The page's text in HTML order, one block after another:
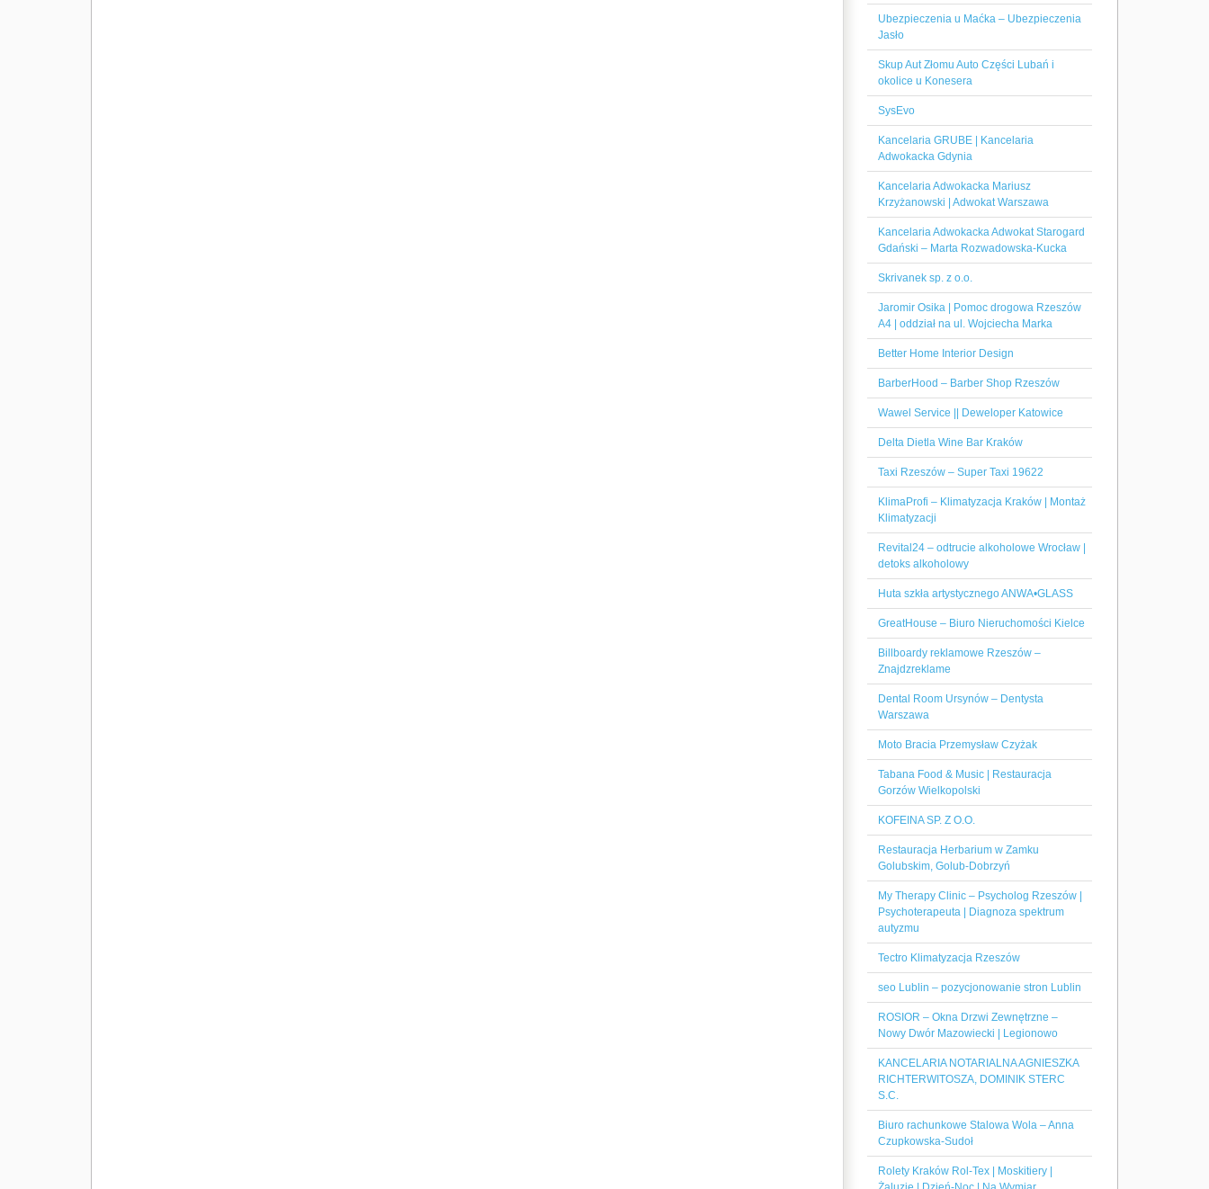
Ubezpieczenia u Maćka – Ubezpieczenia
Jasło
Skup Aut Złomu Auto Części Lubań i
okolice u Konesera
SysEvo
Kancelaria GRUBE | Kancelaria
Adwokacka Gdynia
Kancelaria Adwokacka Mariusz
Krzyżanowski | Adwokat Warszawa
Kancelaria Adwokacka Adwokat Starogard
Gdański – Marta Rozwadowska-Kucka
Skrivanek sp. z o.o.
Jaromir Osika | Pomoc drogowa Rzeszów
A4 | oddział na ul. Wojciecha Marka
Better Home Interior Design
BarberHood – Barber Shop Rzeszów
Wawel Service || Deweloper Katowice
Delta Dietla Wine Bar Kraków
Taxi Rzeszów – Super Taxi 19622
KlimaProfi – Klimatyzacja Kraków | Montaż
Klimatyzacji
Revital24 – odtrucie alkoholowe Wrocław |
detoks alkoholowy
Huta szkła artystycznego ANWA•GLASS
GreatHouse – Biuro Nieruchomości Kielce
Billboardy reklamowe Rzeszów –
Znajdzreklame
Dental Room Ursynów – Dentysta
Warszawa
Moto Bracia Przemysław Czyżak
Tabana Food & Music | Restauracja
Gorzów Wielkopolski
KOFEINA SP. Z O.O.
Restauracja Herbarium w Zamku
Golubskim, Golub-Dobrzyń
My Therapy Clinic – Psycholog Rzeszów |
Psychoterapeuta | Diagnoza spektrum
autyzmu
Tectro Klimatyzacja Rzeszów
seo Lublin – pozycjonowanie stron Lublin
ROSIOR – Okna Drzwi Zewnętrzne –
Nowy Dwór Mazowiecki | Legionowo
KANCELARIA NOTARIALNA AGNIESZKA
RICHTERWITOSZA, DOMINIK STERC
S.C.
Biuro rachunkowe Stalowa Wola – Anna
Czupkowska-Sudoł
Rolety Kraków Rol-Tex | Moskitiery |